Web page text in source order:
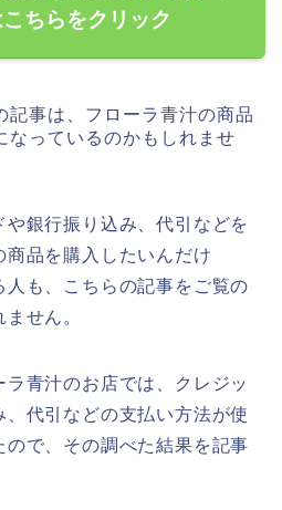
ちらをクリック
記事は、フローラ青汁の商品
なっているのかもしれませ
銀行振り込み、代引などを
品を購入したいんだけ
人も、こちらの記事をご覧の
せん。
青汁のお店では、クレジッ
、代引などの支払い方法が使
ので、その調べた結果を記事